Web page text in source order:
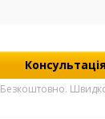
Безкоштовно.